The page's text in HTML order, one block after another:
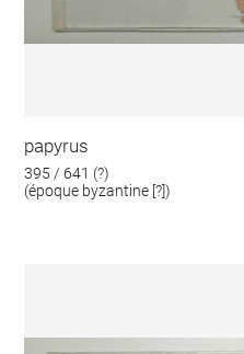
papyrus
395 / 641 (?)
(époque byzantine [?])